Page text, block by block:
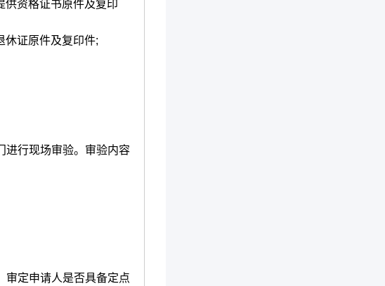
资格证书原件及复印
证原件及复印件;
行现场审验。审验内容
定申请人是否具备定点